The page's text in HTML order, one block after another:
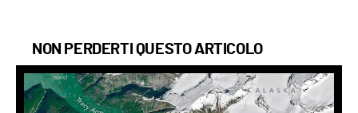
NON PERDERTI QUESTO ARTICOLO